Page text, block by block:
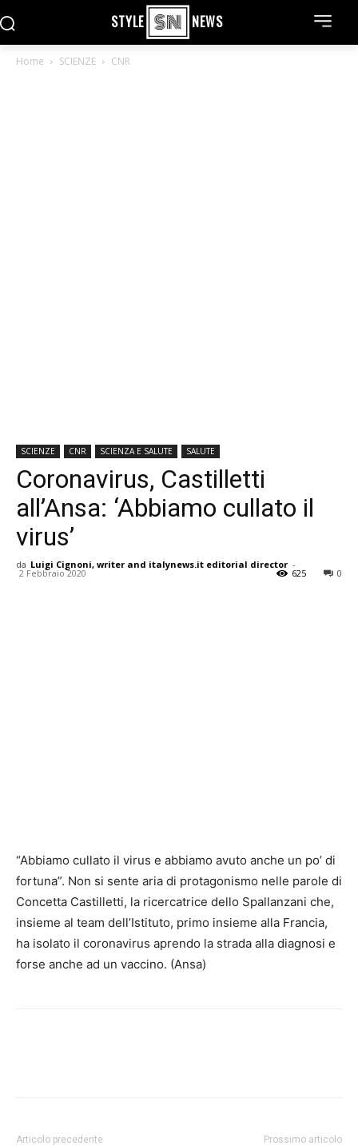
STYLE NEWS
Home SCIENZE CNR
SCIENZE CNR SCIENZA E SALUTE SALUTE
Coronavirus, Castilletti
all’Ansa: ‘Abbiamo cullato il
virus’
da Luigi Cignoni, writer and italynews.it editorial director -
2 Febbraio 2020 0
625
“Abbiamo cullato il virus e abbiamo avuto anche un po’ di
fortuna”. Non si sente aria di protagonismo nelle parole di
Concetta Castilletti, la ricercatrice dello Spallanzani che,
insieme al team dell’Istituto, primo insieme alla Francia,
ha isolato il coronavirus aprendo la strada alla diagnosi e
forse anche ad un vaccino. (Ansa)
Articolo precedente Prossimo articolo